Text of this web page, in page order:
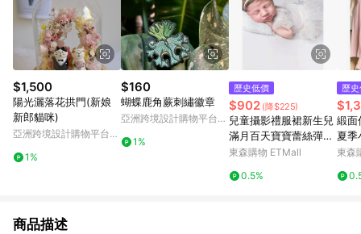
$1,500
陽光灑落花拱門(新娘
新郎貓咪)
亞洲跨境設計購物平台
1%
$160
蝴蝶鹿角蕨刺繡徽章
亞洲跨境設計購物平台
1%
歷史低價
$902 (降$225)
兒童攝影禮服裙新生兒
滿月百天寶寶蕾絲彈力
禮服套裝影樓攝影道具
東森購物 ETMall
0.5%
歷
緞面
夏季
裙女
東森
商品描述